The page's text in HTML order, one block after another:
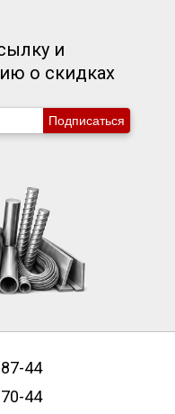
и
о скидках
Подписаться
44
44